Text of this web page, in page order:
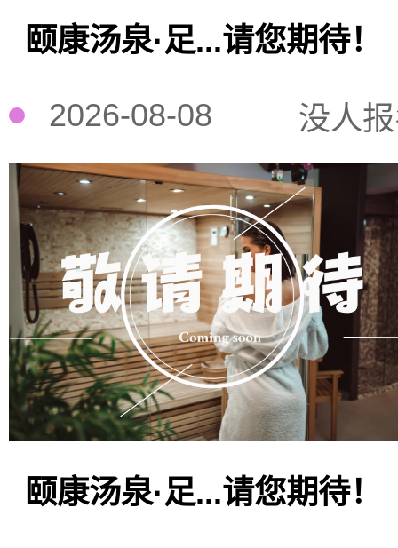
颐康汤泉·足...请您期待！
2026-08-08 没人
颐康汤泉·足...请您期待！